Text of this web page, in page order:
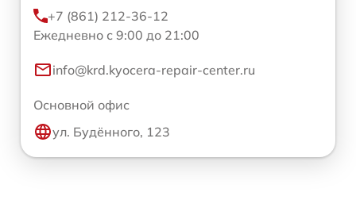
+7 (861) 212-36-12
Ежедневно с 9:00 до 21:00
info@krd.kyocera-repair-center.ru
Основной офис
ул. Будённого, 123